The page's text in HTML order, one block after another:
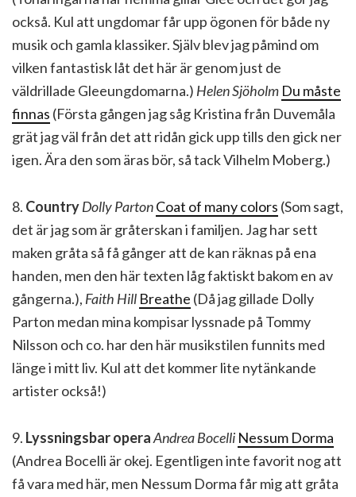
också. Kul att ungdomar får upp ögonen för både ny
musik och gamla klassiker. Själv blev jag påmind om
vilken fantastisk låt det här är genom just de
väldrillade Gleeungdomarna.) Helen Sjöholm Du måste
finnas (Första gången jag såg Kristina från Duvemåla
grät jag väl från det att ridån gick upp tills den gick ner
igen. Ära den som äras bör, så tack Vilhelm Moberg.)
8. CountryDolly PartonCoat of many colors (Som sagt,
det är jag som är gråterskan i familjen. Jag har sett
maken gråta så få gånger att de kan räknas på ena
handen, men den här texten låg faktiskt bakom en av
gångerna.), Faith Hill Breathe (Då jag gillade Dolly
Parton medan mina kompisar lyssnade på Tommy
Nilsson och co. har den här musikstilen funnits med
länge i mitt liv. Kul att det kommer lite nytänkande
artister också!)
9. Lyssningsbar operaAndrea Bocelli Nessum Dorma
(Andrea Bocelli är okej. Egentligen inte favorit nog att
få vara med här, men Nessum Dorma får mig att gråta